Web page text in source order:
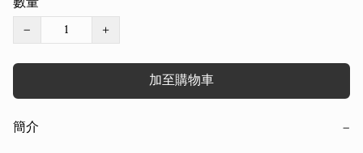
−
+
加至購物車
簡介 −